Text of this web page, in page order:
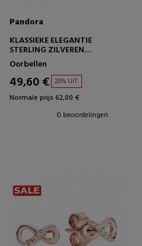
Pandora
KLASSIEKE ELEGANTIE
STERLING ZILVEREN
OORBELLEN 296272CZ
Oorbellen
49,60 € 20% UIT.
Normale prijs 62,00 €
0 beoordelingen